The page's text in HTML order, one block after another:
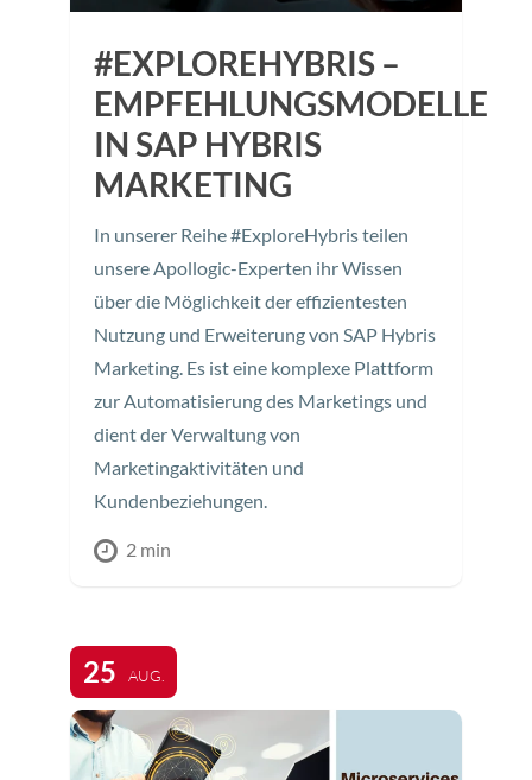
#EXPLOREHYBRIS –
EMPFEHLUNGSMODELLE
IN SAP HYBRIS
MARKETING
In unserer Reihe #ExploreHybris teilen
unsere Apollogic-Experten ihr Wissen
über die Möglichkeit der effizientesten
Nutzung und Erweiterung von SAP Hybris
Marketing. Es ist eine komplexe Plattform
zur Automatisierung des Marketings und
dient der Verwaltung von
Marketingaktivitäten und
Kundenbeziehungen.
2 min
25 AUG.